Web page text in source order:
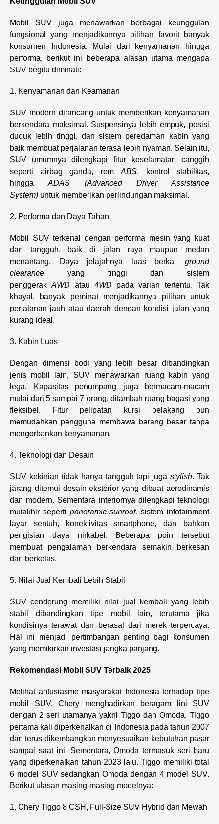
Mobil SUV juga menawarkan berbagai keunggulan
fungsional yang menjadikannya pilihan favorit banyak
konsumen Indonesia. Mulai dari kenyamanan hingga
performa, berikut ini beberapa alasan utama mengapa
SUV begitu diminati:
1. Kenyamanan dan Keamanan
SUV modern dirancang untuk memberikan kenyamanan
berkendara maksimal. Suspensinya lebih empuk, posisi
duduk lebih tinggi, dan sistem peredaman kabin yang
baik membuat perjalanan terasa lebih nyaman. Selain itu,
SUV umumnya dilengkapi fitur keselamatan canggih
seperti airbag ganda, rem ABS, kontrol stabilitas,
hinggaADAS (Advanced Driver Assistance
System) untuk memberikan perlindungan maksimal.
2. Performa dan Daya Tahan
Mobil SUV terkenal dengan performa mesin yang kuat
dan tangguh, baik di jalan raya maupun medan
menantang. Daya jelajahnya luas berkat ground
clearance yang tinggi dan sistem
penggerakAWD atau 4WD pada varian tertentu. Tak
khayal, banyak peminat menjadikannya pilihan untuk
perjalanan jauh atau daerah dengan kondisi jalan yang
kurang ideal.
3. Kabin Luas
Dengan dimensi bodi yang lebih besar dibandingkan
jenis mobil lain, SUV menawarkan ruang kabin yang
lega. Kapasitas penumpang juga bermacam-macam
mulai dari 5 sampai 7 orang, ditambah ruang bagasi yang
fleksibel. Fitur pelipatan kursi belakang pun
memudahkan pengguna membawa barang besar tanpa
mengorbankan kenyamanan.
4. Teknologi dan Desain
SUV kekinian tidak hanya tangguh tapi jugastylish. Tak
jarang ditemui desain eksterior yang dibuat aerodinamis
dan modern. Sementara interiornya dilengkapi teknologi
mutakhir seperti panoramic sunroof, sistem infotainment
layar sentuh, konektivitas smartphone, dan bahkan
pengisian daya nirkabel. Beberapa poin tersebut
membuat pengalaman berkendara semakin berkesan
dan berkelas.
5. Nilai Jual Kembali Lebih Stabil
SUV cenderung memiliki nilai jual kembali yang lebih
stabil dibandingkan tipe mobil lain, terutama jika
kondisinya terawat dan berasal dari merek terpercaya.
Hal ini menjadi pertimbangan penting bagi konsumen
yang memikirkan investasi jangka panjang.
Rekomendasi Mobil SUV Terbaik 2025
Melihat antusiasme masyarakat Indonesia terhadap tipe
mobil SUV, Chery menghadirkan beragam lini SUV
dengan 2 seri utamanya yakni Tiggo dan Omoda. Tiggo
pertama kali diperkenalkan di Indonesia pada tahun 2007
dan terus dikembangkan menyesuaikan kebutuhan pasar
sampai saat ini. Sementara, Omoda termasuk seri baru
yang diperkenalkan tahun 2023 lalu. Tiggo memiliki total
6 model SUV sedangkan Omoda dengan 4 model SUV.
Berikut ulasan masing-masing modelnya:
1. Chery Tiggo 8 CSH, Full-Size SUV Hybrid dan Mewah